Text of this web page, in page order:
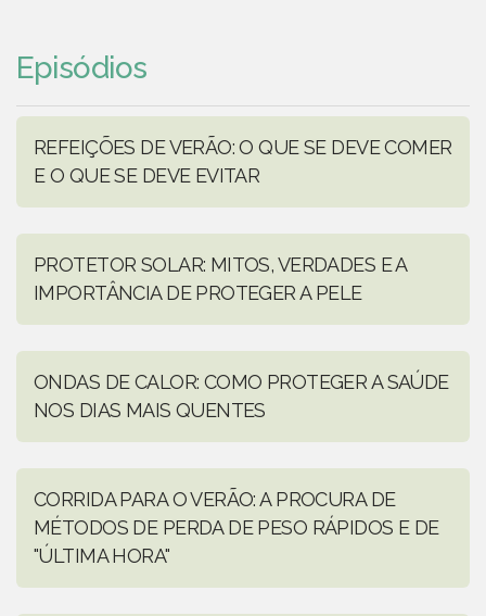
Episódios
REFEIÇÕES DE VERÃO: O QUE SE DEVE COMER
E O QUE SE DEVE EVITAR
PROTETOR SOLAR: MITOS, VERDADES E A
IMPORTÂNCIA DE PROTEGER A PELE
ONDAS DE CALOR: COMO PROTEGER A SAÚDE
NOS DIAS MAIS QUENTES
CORRIDA PARA O VERÃO: A PROCURA DE
MÉTODOS DE PERDA DE PESO RÁPIDOS E DE
"ÚLTIMA HORA"